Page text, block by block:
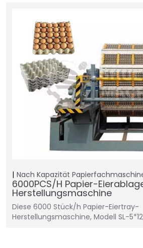
Nach Kapazität
6000PCS/H Papier-
Herstellungsmaschine
Diese 6000 Stück/h Papier-Eiertray-
Herstellungsmaschine, Modell SL-